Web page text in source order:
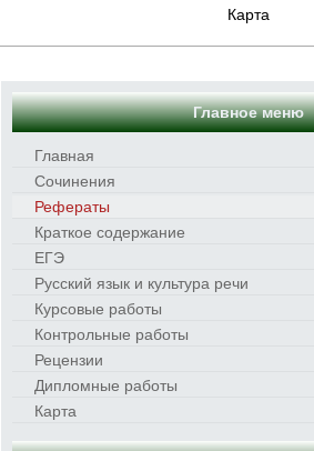
Карта
Главное меню
Главная
Сочинения
Рефераты
Краткое содержание
ЕГЭ
Русский язык и культура речи
Курсовые работы
Контрольные работы
Рецензии
Дипломные работы
Карта